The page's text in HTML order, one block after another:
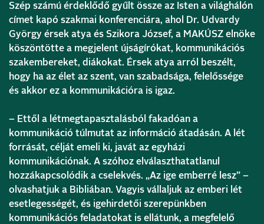
Szép számú érdeklődő gyűlt össze az Isten a világhálón
címet kapó szakmai konferenciára, ahol Dr. Udvardy
György érsek atya és Szikora József, a MAKÚSZ elnöke
köszöntötte a megjelent újságírókat, kommunikációs
szakembereket, diákokat. Érsek atya arról beszélt,
hogy ha az élet az szent, van szabadsága, felelőssége
és akkor ez a kommunikációra is igaz.
– Ettől a létmegtapasztalásból fakadóan a
kommunikáció túlmutat az információ átadásán. A lét
forrását, célját emeli ki, javát az egyházi
kommunikációnak. A szóhoz elválaszthatatlanul
hozzákapcsolódik a cselekvés. „Az ige emberré lesz” –
olvashatjuk a Bibliában. Vagyis vállaljuk az emberi lét
esetlegességét, és igehirdetői szerepünkben
kommunikációs feladatokat is ellátunk, a megfelelő